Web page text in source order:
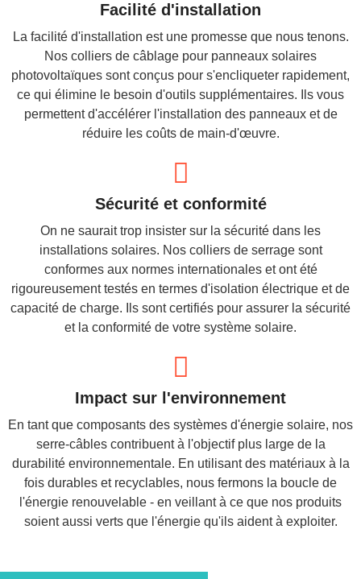
Facilité d'installation
La facilité d'installation est une promesse que nous tenons.
Nos colliers de câblage pour panneaux solaires
photovoltaïques sont conçus pour s'encliqueter rapidement,
ce qui élimine le besoin d'outils supplémentaires. Ils vous
permettent d'accélérer l'installation des panneaux et de
réduire les coûts de main-d'œuvre.
Sécurité et conformité
On ne saurait trop insister sur la sécurité dans les
installations solaires. Nos colliers de serrage sont
conformes aux normes internationales et ont été
rigoureusement testés en termes d'isolation électrique et de
capacité de charge. Ils sont certifiés pour assurer la sécurité
et la conformité de votre système solaire.
Impact sur l'environnement
En tant que composants des systèmes d'énergie solaire, nos
serre-câbles contribuent à l'objectif plus large de la
durabilité environnementale. En utilisant des matériaux à la
fois durables et recyclables, nous fermons la boucle de
l'énergie renouvelable - en veillant à ce que nos produits
soient aussi verts que l'énergie qu'ils aident à exploiter.